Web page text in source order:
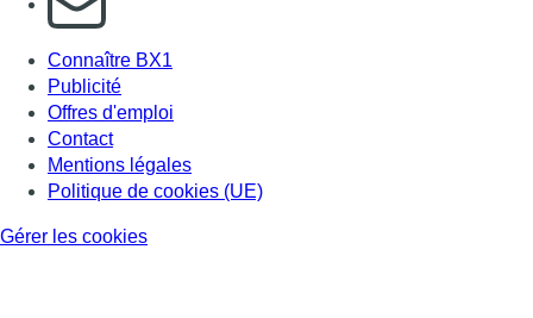
Connaître BX1
Publicité
Offres d'emploi
Contact
Mentions légales
Politique de cookies (UE)
Gérer les cookies